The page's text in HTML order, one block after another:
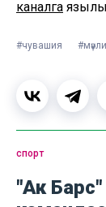
каналга
#чувашия
спорт
"Ак